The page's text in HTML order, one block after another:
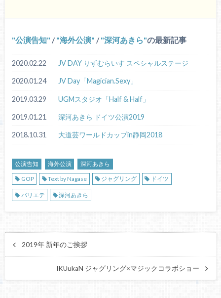
公演告知 / 海外公演 / 深河あきら の最新記事
2020.02.22 JV DAY りずむらいす スペシャルステージ
2020.01.24 JV Day「Magician.Sexy」
2019.03.29 UGMスタジオ「Half & Half」
2019.01.21 深河あきら ドイツ公演2019
2018.10.31 大道芸ワールドカップin静岡2018
公演告知 海外公演
深河あきら
GOP
Text by Nagase ジャグリング ドイツ
バリエテ 深河あきら
2019年 新年のご挨拶
IKUukaN ジャグリング×マジックコラボショー